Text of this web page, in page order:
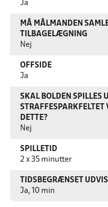
Ja
MÅ MÅLMANDEN
TILBAGELÆGNING
Nej
OFFSIDE
Ja
SKAL BOLDEN SPILLES
STRAFFESPARKFELTET
DETTE?
Nej
SPILLETID
2 x 35 minutter
TIDSBEGRÆNSET
Ja, 10 min